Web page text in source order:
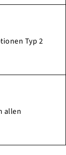
Typ 2
allen